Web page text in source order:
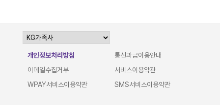
개인정보처리방침
통신과금이용안내
이메일수집거부
서비스이용약관
WPAY서비스이용약관
SMS서비스이용약관